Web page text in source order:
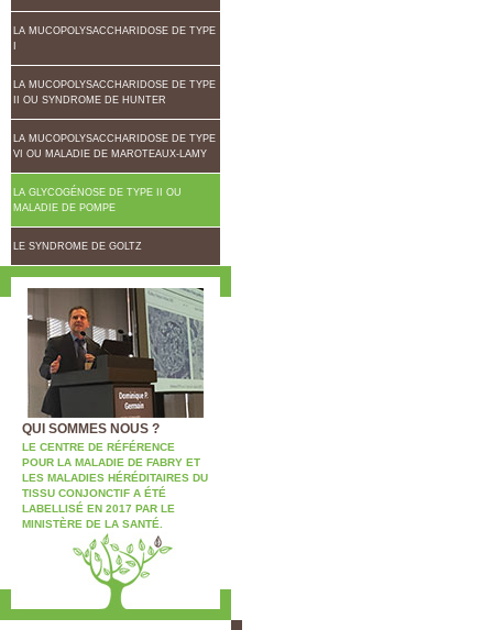
LA MUCOPOLYSACCHARIDOSE DE TYPE
LA MUCOPOLYSACCHARIDOSE DE TYPE
II OU SYNDROME DE HUNTER
LA MUCOPOLYSACCHARIDOSE DE TYPE
VI OU MALADIE DE MAROTEAUX-LAMY
LA GLYCOGÉNOSE DE TYPE II OU
MALADIE DE POMPE
LE SYNDROME DE GOLTZ
QUI SOMMES NOUS ?
LE CENTRE DE RÉFÉRENCE
POUR LA MALADIE DE FABRY ET
LES MALADIES HÉRÉDITAIRES DU
TISSU CONJONCTIF A ÉTÉ
LABELLISÉ EN 2017 PAR LE
MINISTÈRE DE LA SANTÉ.